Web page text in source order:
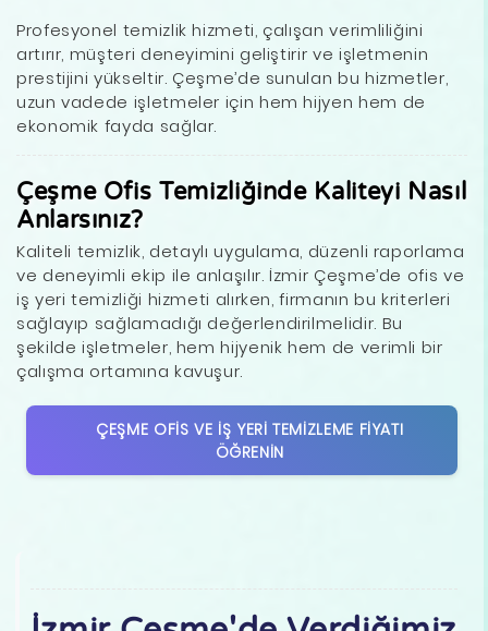
Profesyonel temizlik hizmeti, çalışan verimliliğini
artırır, müşteri deneyimini geliştirir ve işletmenin
prestijini yükseltir. Çeşme’de sunulan bu hizmetler,
uzun vadede işletmeler için hem hijyen hem de
ekonomik fayda sağlar.
Çeşme Ofis Temizliğinde Kaliteyi Nasıl
Anlarsınız?
Kaliteli temizlik, detaylı uygulama, düzenli raporlama
ve deneyimli ekip ile anlaşılır. İzmir Çeşme’de ofis ve
iş yeri temizliği hizmeti alırken, firmanın bu kriterleri
sağlayıp sağlamadığı değerlendirilmelidir. Bu
şekilde işletmeler, hem hijyenik hem de verimli bir
çalışma ortamına kavuşur.
ÇEŞME OFIS VE İŞ YERI TEMIZLEME FIYATI
ÖĞRENIN